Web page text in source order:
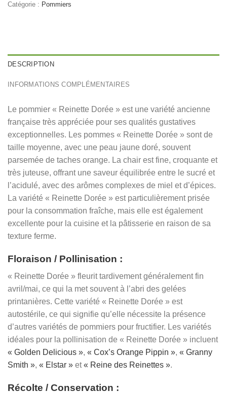
Catégorie : Pommiers
DESCRIPTION
INFORMATIONS COMPLÉMENTAIRES
Le pommier « Reinette Dorée » est une variété ancienne
française très appréciée pour ses qualités gustatives
exceptionnelles. Les pommes « Reinette Dorée » sont de
taille moyenne, avec une peau jaune doré, souvent
parsemée de taches orange. La chair est fine, croquante et
très juteuse, offrant une saveur équilibrée entre le sucré et
l’acidulé, avec des arômes complexes de miel et d’épices.
La variété « Reinette Dorée » est particulièrement prisée
pour la consommation fraîche, mais elle est également
excellente pour la cuisine et la pâtisserie en raison de sa
texture ferme.
Floraison / Pollinisation :
« Reinette Dorée » fleurit tardivement généralement fin
avril/mai, ce qui la met souvent à l’abri des gelées
printanières. Cette variété « Reinette Dorée » est
autostérile, ce qui signifie qu’elle nécessite la présence
d’autres variétés de pommiers pour fructifier. Les variétés
idéales pour la pollinisation de « Reinette Dorée » incluent
« Golden Delicious », « Cox’s Orange Pippin », « Granny
Smith », « Elstar » et« Reine des Reinettes ».
Récolte / Conservation :